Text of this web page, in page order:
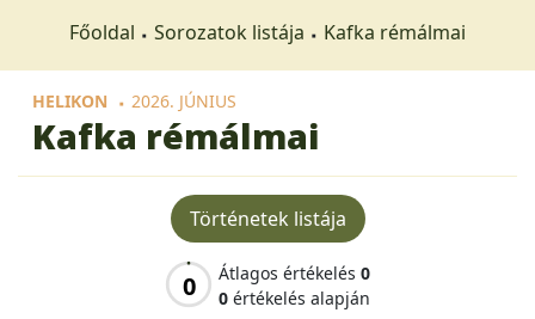
Főoldal Sorozatok listája Kafka rémálmai
HELIKON 2026. JÚNIUS
Kafka rémálmai
Történetek listája
0 Átlagos értékelés 0
0 értékelés alapján